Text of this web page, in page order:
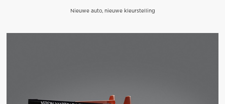
Nieuwe auto, nieuwe kleurstelling